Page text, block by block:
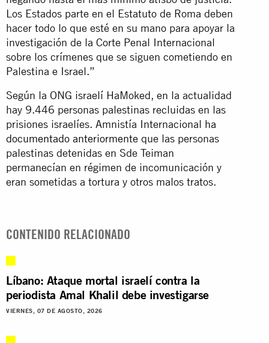
Los Estados parte en el Estatuto de Roma deben
hacer todo lo que esté en su mano para apoyar la
investigación de la Corte Penal Internacional
sobre los crímenes que se siguen cometiendo en
Palestina e Israel.”
Según la ONG israelí HaMoked, en la actualidad
hay 9.446 personas palestinas recluidas en las
prisiones israelíes. Amnistía Internacional ha
documentado anteriormente que las personas
palestinas detenidas en Sde Teiman
permanecían en régimen de incomunicación y
eran sometidas a tortura y otros malos tratos.
CONTENIDO RELACIONADO
Líbano: Ataque mortal israelí contra la
periodista Amal Khalil debe investigarse
VIERNES, 07 DE AGOSTO, 2026